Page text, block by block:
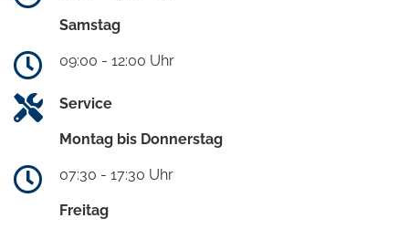
Samstag
09:00 - 12:00 Uhr
Service
Montag bis Donnerstag
07:30 - 17:30 Uhr
Freitag